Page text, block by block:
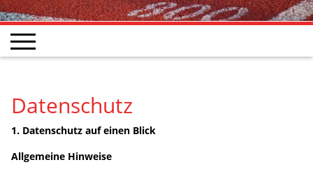
Datenschutz
1. Datenschutz auf einen Blick
Allgemeine Hinweise